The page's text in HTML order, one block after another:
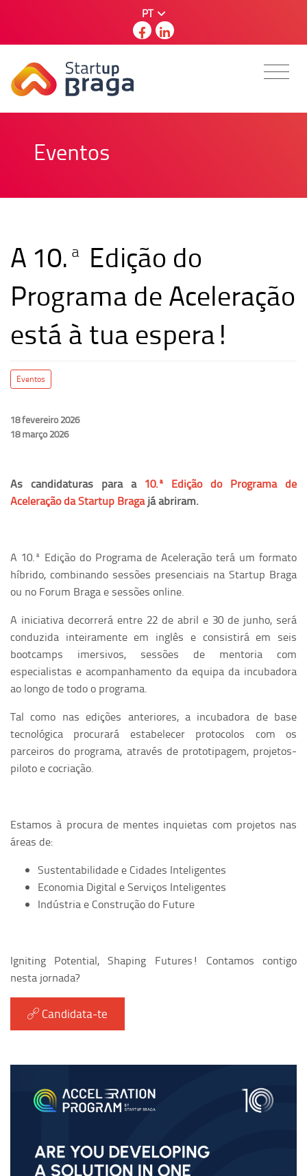
PT
Eventos
A 10.ª Edição do
Programa de Aceleração
está à tua espera!
Eventos
18 fevereiro 2026
18 março 2026
As candidaturas para a 10.ª Edição do Programa de
Aceleração da Startup Bragajá abriram.
A 10.ª Edição do Programa de Aceleração terá um formato
híbrido, combinando sessões presenciais na Startup Braga
ou no Forum Braga e sessões online.
A iniciativa decorrerá entre 22 de abril e 30 de junho, será
conduzida inteiramente em inglês e consistirá em seis
bootcamps imersivos, sessões de mentoria com
especialistas e acompanhamento da equipa da incubadora
ao longo de todo o programa.
Tal como nas edições anteriores, a incubadora de base
tecnológica procurará estabelecer protocolos com os
parceiros do programa, através de prototipagem, projetos-
piloto e cocriação.
Estamos à procura de mentes inquietas com projetos nas
áreas de:
Sustentabilidade e Cidades Inteligentes
Economia Digital e Serviços Inteligentes
Indústria e Construção do Future
Igniting Potential, Shaping Futures! Contamos contigo
nesta jornada?
Candidata-te